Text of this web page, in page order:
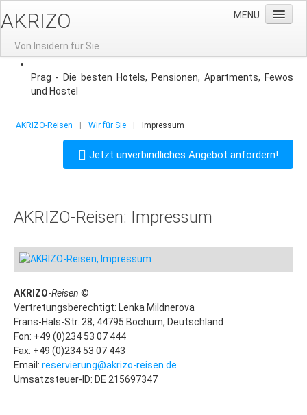
AKRIZO
Von Insidern für Sie
MENU
Home
News
Gruppenreisen nach Prag
Aktuelle Angebote
Gruppenhotels
Stadtführung
Klassenfahrten nach Prag
4-Tage-in-Prag
Stadtführungen für Klassen
Gruppenreisen nach Hamburg
Prag - Die besten Hotels, Pensionen, Apartments, Fewos
und Hostel
AKRIZO-Reisen Wir für Sie Impressum
Jetzt unverbindliches Angebot anfordern!
AKRIZO-Reisen: Impressum
AKRIZO-Reisen ©
Vertretungsberechtigt: Lenka Mildnerova
Frans-Hals-Str. 28, 44795 Bochum, Deutschland
Fon: +49 (0)234 53 07 444
Fax: +49 (0)234 53 07 443
Email: reservierung@akrizo-reisen.de
Umsatzsteuer-ID: DE 215697347